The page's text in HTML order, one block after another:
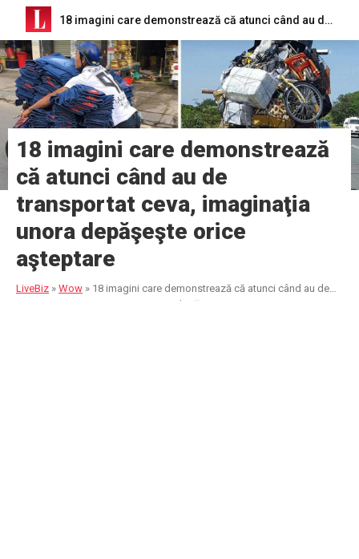
18 imagini care demonstrează că atunci când au de transportat ceva, imaginaţia unora depăşeşte orice aşteptare
18 imagini care demonstrează
că atunci când au de
transportat ceva, imaginaţia
unora depăşeşte orice
aşteptare
LiveBiz » Wow » 18 imagini care demonstrează că atunci când au de
transportat ceva, imaginaţia unora depăşeşte orice aşteptare